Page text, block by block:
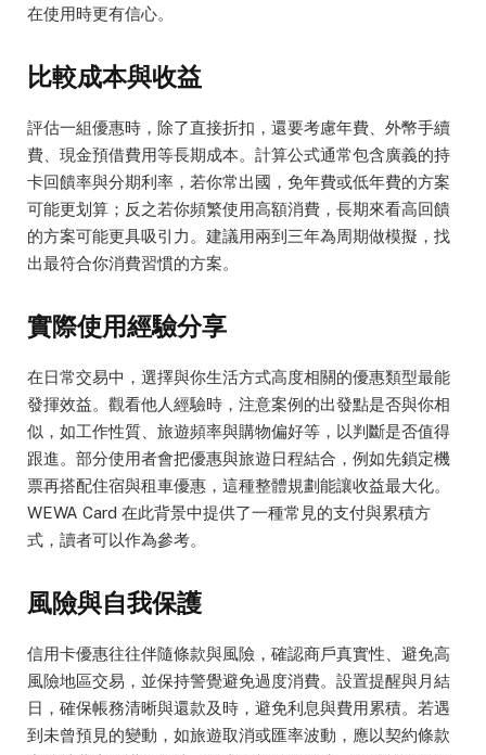
在使用時更有信心。
比較成本與收益
評估一組優惠時，除了直接折扣，還要考慮年費、外幣手續
費、現金預借費用等長期成本。計算公式通常包含廣義的持
卡回饋率與分期利率，若你常出國，免年費或低年費的方案
可能更划算；反之若你頻繁使用高額消費，長期來看高回饋
的方案可能更具吸引力。建議用兩到三年為周期做模擬，找
出最符合你消費習慣的方案。
實際使用經驗分享
在日常交易中，選擇與你生活方式高度相關的優惠類型最能
發揮效益。觀看他人經驗時，注意案例的出發點是否與你相
似，如工作性質、旅遊頻率與購物偏好等，以判斷是否值得
跟進。部分使用者會把優惠與旅遊日程結合，例如先鎖定機
票再搭配住宿與租車優惠，這種整體規劃能讓收益最大化。
WEWA Card 在此背景中提供了一種常見的支付與累積方
式，讀者可以作為參考。
風險與自我保護
信用卡優惠往往伴隨條款與風險，確認商戶真實性、避免高
風險地區交易，並保持警覺避免過度消費。設置提醒與月結
日，確保帳務清晰與還款及時，避免利息與費用累積。若遇
到未曾預見的變動，如旅遊取消或匯率波動，應以契約條款